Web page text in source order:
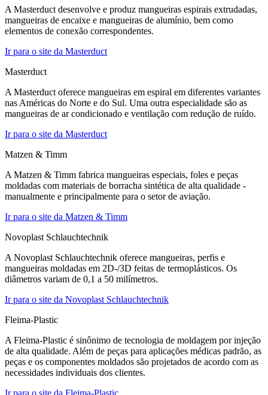
A Masterduct desenvolve e produz mangueiras espirais extrudadas,
mangueiras de encaixe e mangueiras de alumínio, bem como
elementos de conexão correspondentes.
Ir para o site da Masterduct
Masterduct
A Masterduct oferece mangueiras em espiral em diferentes variantes
nas Américas do Norte e do Sul. Uma outra especialidade são as
mangueiras de ar condicionado e ventilação com redução de ruído.
Ir para o site da Masterduct
Matzen & Timm
A Matzen & Timm fabrica mangueiras especiais, foles e peças
moldadas com materiais de borracha sintética de alta qualidade -
manualmente e principalmente para o setor de aviação.
Ir para o site da Matzen & Timm
Novoplast Schlauchtechnik
A Novoplast Schlauchtechnik oferece mangueiras, perfis e
mangueiras moldadas em 2D-/3D feitas de termoplásticos. Os
diâmetros variam de 0,1 a 50 milímetros.
Ir para o site da Novoplast Schlauchtechnik
Fleima-Plastic
A Fleima-Plastic é sinônimo de tecnologia de moldagem por injeção
de alta qualidade. Além de peças para aplicações médicas padrão, as
peças e os componentes moldados são projetados de acordo com as
necessidades individuais dos clientes.
Ir para o site da Fleima-Plastic